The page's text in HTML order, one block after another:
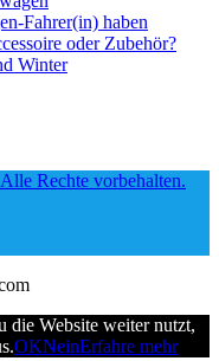
Fahrer(in) haben
oder Zubehör?
Winter
Rechte vorbehalten.
die Website weiter nutzt,
OKNeinErfahre mehr